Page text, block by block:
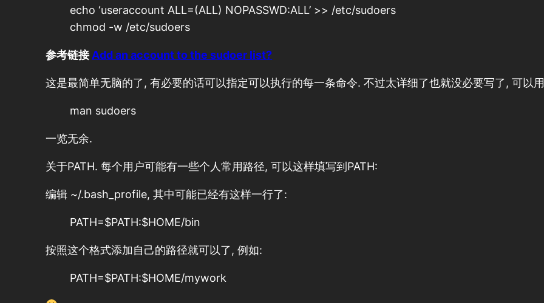
echo ‘useraccount ALL=(ALL) NOPASSWD:ALL’ >> /etc/sudoers
chmod -w /etc/sudoers
参考链接Add an account to the sudoer list?
这是最简单无脑的了, 有必要的话可以指定可以执行的每一条命令. 不过太详细了也就没必要写了, 可以用
man sudoers
一览无余.
关于PATH. 每个用户可能有一些个人常用路径, 可以这样填写到PATH:
编辑 ~/.bash_profile, 其中可能已经有这样一行了:
PATH=$PATH:$HOME/bin
按照这个格式添加自己的路径就可以了, 例如:
PATH=$PATH:$HOME/mywork